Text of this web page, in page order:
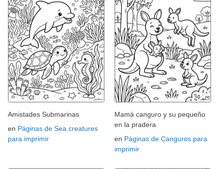
Amistades Submarinas
en Páginas de Sea creatures
para imprimir
Mamá canguro y su pequeño
en la pradera
en Páginas de Canguros para
imprimir